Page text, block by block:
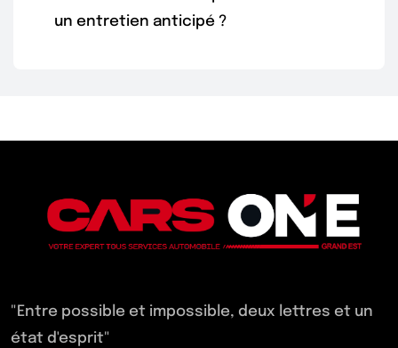
un entretien anticipé ?
"Entre possible et impossible, deux lettres et un
état d'esprit"